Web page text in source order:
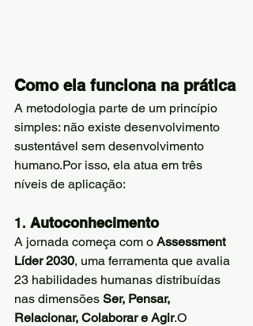
Como ela funciona na prática
A metodologia parte de um princípio
simples: não existe desenvolvimento
sustentável sem desenvolvimento
humano.Por isso, ela atua em três
níveis de aplicação:
1. Autoconhecimento
A jornada começa com o Assessment
Líder 2030, uma ferramenta que avalia
23 habilidades humanas distribuídas
nas dimensões Ser, Pensar,
Relacionar, Colaborar e Agir.O